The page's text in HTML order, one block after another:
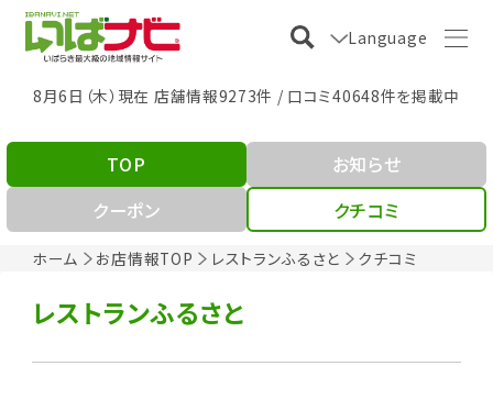
Language
8月6日（木）現在 店舗情報9273件 / 口コミ40648件を掲載中
ホーム お店情報TOP レストランふるさと クチコミ
TOP
お知らせ
クーポン
クチコミ
レストランふるさと